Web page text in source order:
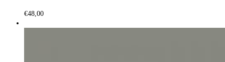
€48,00